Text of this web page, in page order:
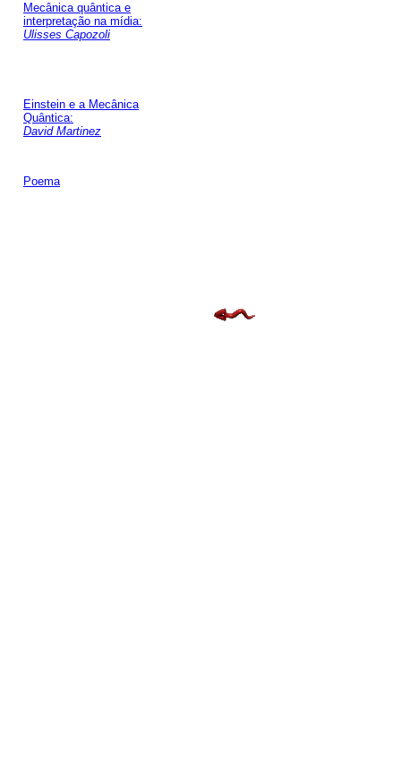
Mecânica quântica e
interpretação na mídia:
Ulisses Capozoli
Einstein e a Mecânica
Quântica:
David Martinez
Poema